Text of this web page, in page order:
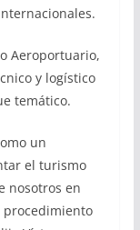
Aeroportuario,
y logístico
temático.
un
el turismo
nosotros en
procedimiento